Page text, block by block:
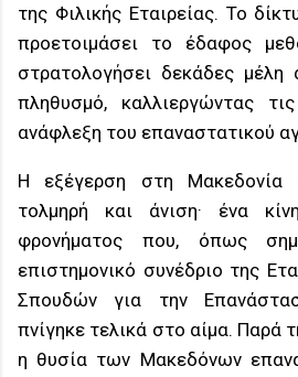
της Φιλικής Εταιρείας. Το
προετοιμάσει το έδαφος
στρατολογήσει δεκάδες μέλη
πληθυσμό, καλλιεργώντας
ανάφλεξη του επαναστατικού
Η εξέγερση στη Μακεδονία
τολμηρή και άνιση· ένα
φρονήματος που, όπως
επιστημονικό συνέδριο της
Σπουδών για την
πνίγηκε τελικά στο αίμα. Παρά
η θυσία των Μακεδόνων